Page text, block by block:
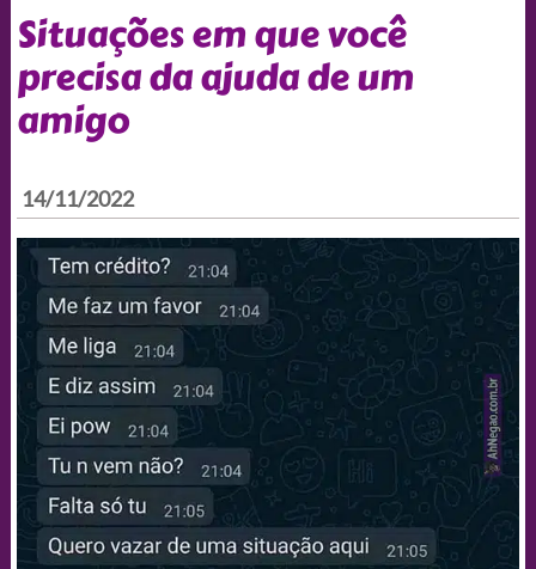
Situações em que você
precisa da ajuda de um
amigo
14/11/2022